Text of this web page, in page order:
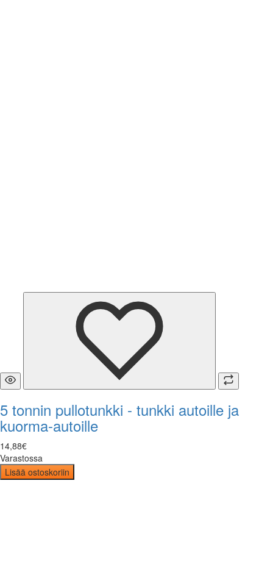
5 tonnin pullotunkki - tunkki autoille ja
kuorma-autoille
14,88€
Varastossa
Lisää ostoskoriin